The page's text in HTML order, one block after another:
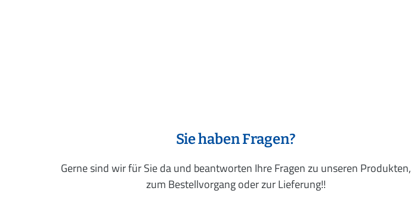
Sie haben Fragen?
Gerne sind wir für Sie da und beantworten Ihre Fragen zu unseren Produkten,
zum Bestellvorgang oder zur Lieferung!!